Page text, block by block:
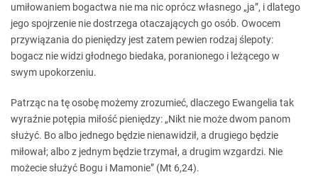
umiłowaniem bogactwa nie ma nic oprócz własnego „ja”, i dlatego
jego spojrzenie nie dostrzega otaczających go osób. Owocem
przywiązania do pieniędzy jest zatem pewien rodzaj ślepoty:
bogacz nie widzi głodnego biedaka, poranionego i leżącego w
swym upokorzeniu.
Patrząc na tę osobę możemy zrozumieć, dlaczego Ewangelia tak
wyraźnie potępia miłość pieniędzy: „Nikt nie może dwom panom
służyć. Bo albo jednego będzie nienawidził, a drugiego będzie
miłował; albo z jednym będzie trzymał, a drugim wzgardzi. Nie
możecie służyć Bogu i Mamonie” (Mt 6,24).